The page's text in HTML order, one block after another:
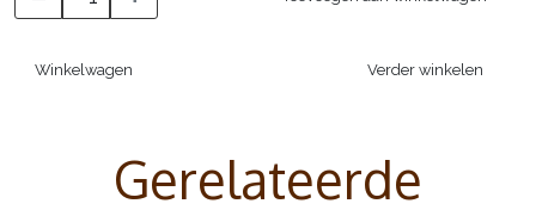
Winkelwagen Verder winkelen
Gerelateerde